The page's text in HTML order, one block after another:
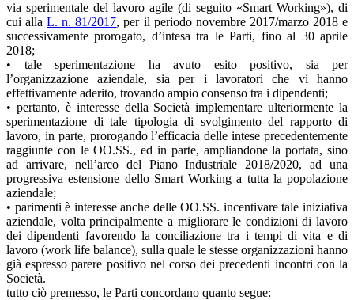
via sperimentale del lavoro agile (di seguito «Smart Working»), di
cui allaL. n. 81/2017, per il periodo novembre 2017/marzo 2018 e
successivamente prorogato, d’intesa tra le Parti, fino al 30 aprile
2018;
• tale sperimentazione ha avuto esito positivo, sia per
l’organizzazione aziendale, sia per i lavoratori che vi hanno
effettivamente aderito, trovando ampio consenso tra i dipendenti;
• pertanto, è interesse della Società implementare ulteriormente la
sperimentazione di tale tipologia di svolgimento del rapporto di
lavoro, in parte, prorogando l’efficacia delle intese precedentemente
raggiunte con le OO.SS., ed in parte, ampliandone la portata, sino
ad arrivare, nell’arco del Piano Industriale 2018/2020, ad una
progressiva estensione dello Smart Working a tutta la popolazione
aziendale;
• parimenti è interesse anche delle OO.SS. incentivare tale iniziativa
aziendale, volta principalmente a migliorare le condizioni di lavoro
dei dipendenti favorendo la conciliazione tra i tempi di vita e di
lavoro (work life balance), sulla quale le stesse organizzazioni hanno
già espresso parere positivo nel corso dei precedenti incontri con la
Società.
tutto ciò premesso, le Parti concordano quanto segue: